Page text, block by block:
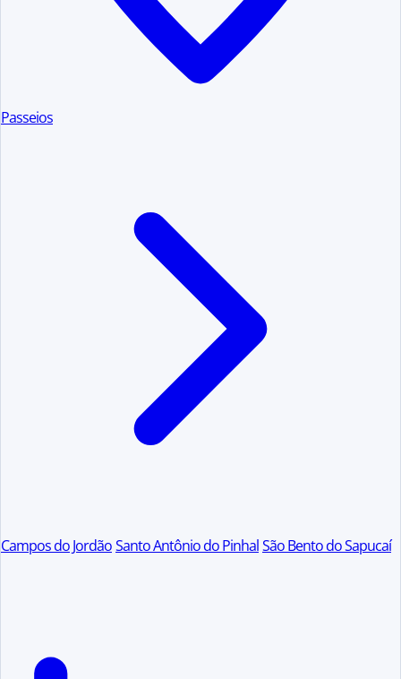
Passeios
Campos do JordãoSanto Antônio do PinhalSão Bento do Sapucaí